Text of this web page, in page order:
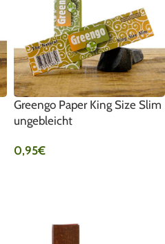
Greengo Paper King Size Slim
ungebleicht
0,95€